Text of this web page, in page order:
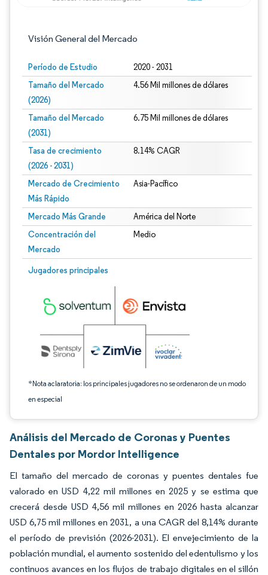
Visión General del Mercado
Período de Estudio 2020 - 2031
Tamaño del Mercado
(2026)
4.56 Mil millones de dólares
Tamaño del Mercado
(2031)
6.75 Mil millones de dólares
Tasa de crecimiento
(2026 - 2031)
8.14% CAGR
Mercado de Crecimiento
Más Rápido
Asia-Pacífico
Mercado Más Grande América del Norte
Concentración del
Mercado
Medio
Jugadores principales
*Nota aclaratoria: los principales jugadores no se ordenaron de un modo
en especial
Imagen © Mordor Intelligence. El uso requiere atribución según CC BY 4.0.
Análisis del Mercado de Coronas y Puentes
Dentales por Mordor Intelligence
El tamaño del mercado de coronas y puentes dentales fue
valorado en USD 4,22 mil millones en 2025 y se estima que
crecerá desde USD 4,56 mil millones en 2026 hasta alcanzar
USD 6,75 mil millones en 2031, a una CAGR del 8,14% durante
el período de previsión (2026-2031). El envejecimiento de la
población mundial, el aumento sostenido del edentulismo y los
continuos avances en los flujos de trabajo digitales en el sillón